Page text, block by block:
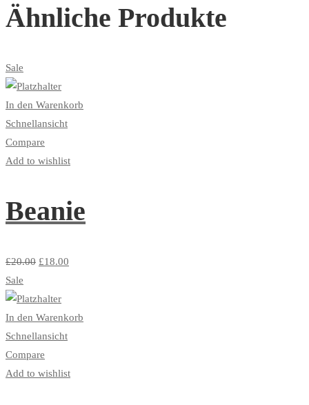
Ähnliche Produkte
Sale
In den Warenkorb
Schnellansicht
Compare
Add to wishlist
Beanie
£20.00 £18.00
Sale
In den Warenkorb
Schnellansicht
Compare
Add to wishlist